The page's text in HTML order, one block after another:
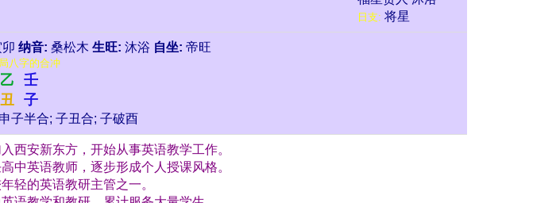
日支: 将星
卯 纳音: 桑松木 生旺: 沐浴 自坐: 帝旺
八字的合冲
乙
壬
丑 子
子半合; 子丑合; 子破酉
西安新东方，开始从事英语教学工作。
中英语教师，逐步形成个人授课风格。
轻的英语教研主管之一。